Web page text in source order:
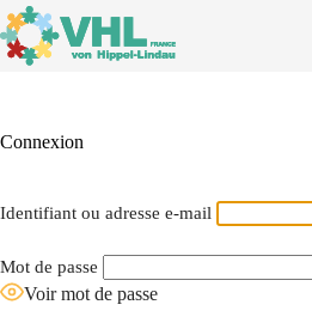
Passer
au
contenu
Connexion
Identifiant ou adresse e-mail
Mot de passe
Voir mot de passe